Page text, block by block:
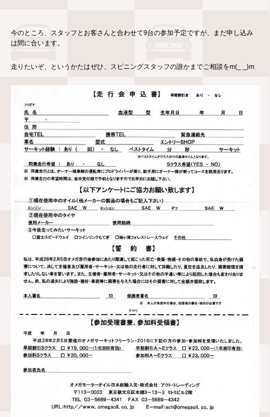
今のところ、スタッフとお客さんと合わせて9台の参加予定ですが、まだ申し込み
は間に合います。
走りたいぞ、というかたはぜひ、スピニングスタッフの誰かまでご相談をm(_ _)m